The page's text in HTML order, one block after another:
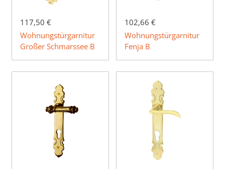
117,50 €
Wohnungstürgarnitur
Großer Schmarssee B
102,66 €
Wohnungstürgarnitur
Fenja B